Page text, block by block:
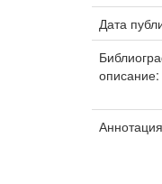
Дата
описание: